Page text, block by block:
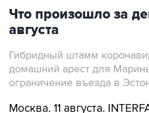
Что произошло за
августа
Гибридный штамм
домашний арест для
ограничение въезда в
Москва. 11 августа.